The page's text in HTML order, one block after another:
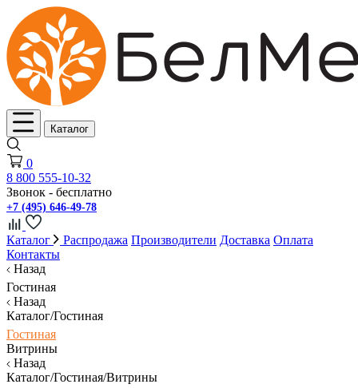
Каталог
0
8 800 555-10-32
Звонок - бесплатно
+7 (495) 646-49-78
Каталог Распродажа Производители Доставка Оплата
Контакты
Назад
Гостиная
Назад
Каталог/Гостиная
Гостиная
Витрины
Назад
Каталог/Гостиная/Витрины